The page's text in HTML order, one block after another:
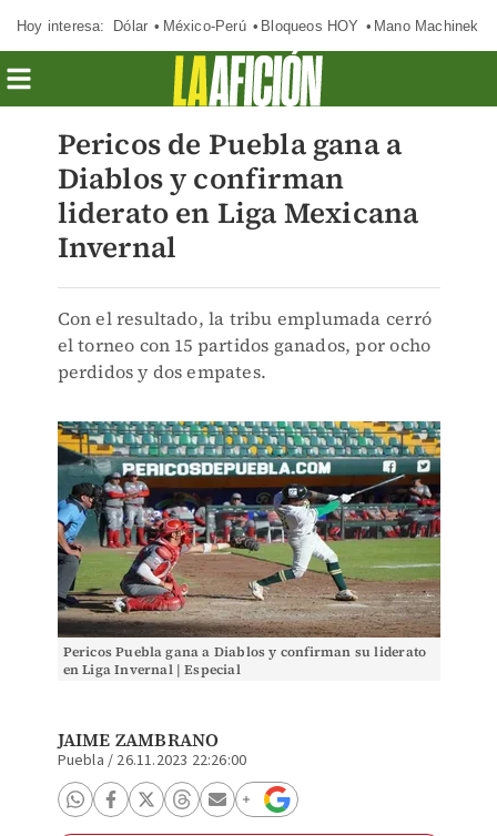
Hoy interesa: Dólar México-Perú Bloqueos HOY Mano Machinek
Pericos de Puebla gana a
Diablos y confirman
liderato en Liga Mexicana
Invernal
Con el resultado, la tribu emplumada cerró
el torneo con 15 partidos ganados, por ocho
perdidos y dos empates.
Pericos Puebla gana a Diablos y confirman su liderato
en Liga Invernal | Especial
JAIME ZAMBRANO
Puebla / 26.11.2023 22:26:00